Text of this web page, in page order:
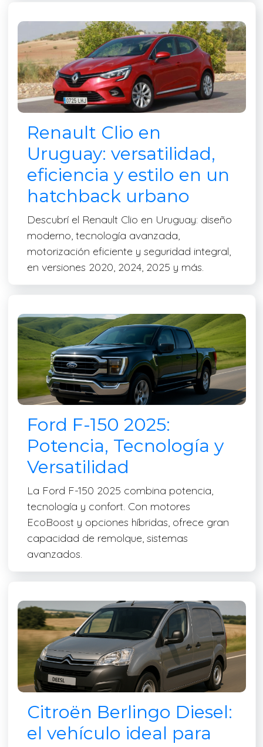
Renault Clio en
Uruguay: versatilidad,
eficiencia y estilo en un
hatchback urbano
Descubrí el Renault Clio en Uruguay: diseño
moderno, tecnología avanzada,
motorización eficiente y seguridad integral,
en versiones 2020, 2024, 2025 y más.
Ford F-150 2025:
Potencia, Tecnología y
Versatilidad
La Ford F-150 2025 combina potencia,
tecnología y confort. Con motores
EcoBoost y opciones híbridas, ofrece gran
capacidad de remolque, sistemas
avanzados.
Citroën Berlingo Diesel:
el vehículo ideal para